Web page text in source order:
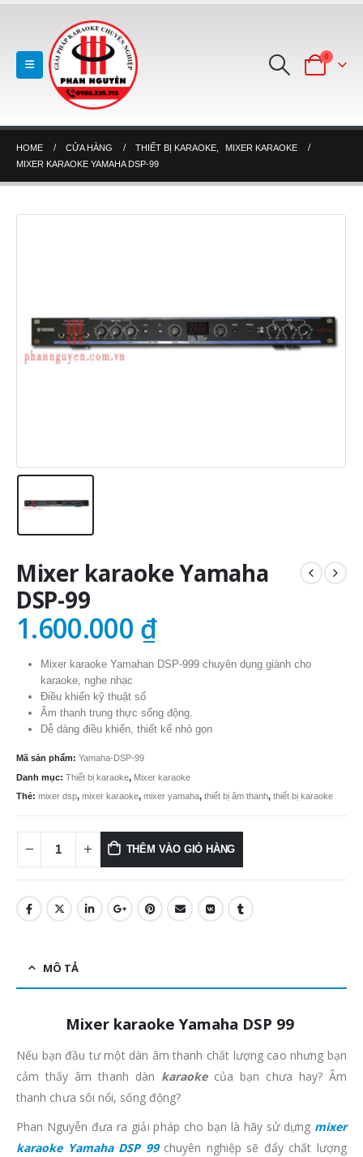
0
HOME CỬA HÀNG THIẾT BỊ KARAOKE
MIXER KARAOKE
MIXER KARAOKE YAMAHA DSP-99
Mixer karaoke Yamaha
DSP-99
1.600.000 ₫
Mixer karaoke Yamahan DSP-999 chuyên dụng giành cho
karaoke, nghe nhạc
Điều khiển kỹ thuật số
Âm thanh trung thực sống động.
Dễ dàng điều khiển, thiết kế nhỏ gọn
Mã sản phẩm: Yamaha-DSP-99
Danh mục: Thiết bị karaoke, Mixer karaoke
Thẻ: mixer dsp, mixer karaoke, mixer yamaha, thiết bị âm thanh, thiết bị karaoke
THÊM VÀO GIỎ HÀNG
MÔ TẢ
Mixer karaoke Yamaha DSP 99
Nếu bạn đầu tư một dàn âm thanh chất lượng cao nhưng bạn
cảm thấy âm thanh dàn karaokecủa bạn chưa hay? Âm
thanh chưa sôi nổi, sống động?
Phan Nguyễn đưa ra giải pháp cho bạn là hãy sử dựng mixer
karaoke Yamaha DSP 99 chuyên nghiệp sẽ đẩy chất lượng